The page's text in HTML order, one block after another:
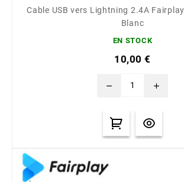
Cable USB vers Lightning 2.4A Fairplay
Blanc
EN STOCK
10,00 €
remove add